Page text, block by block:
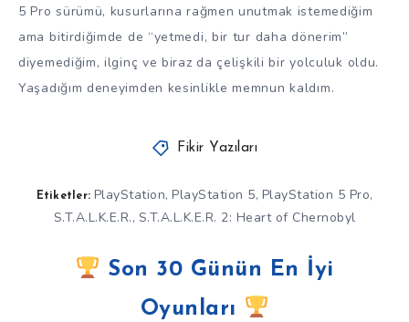
5 Pro sürümü, kusurlarına rağmen unutmak istemediğim
ama bitirdiğimde de “yetmedi, bir tur daha dönerim”
diyemediğim, ilginç ve biraz da çelişkili bir yolculuk oldu.
Yaşadığım deneyimden kesinlikle memnun kaldım.
Fikir Yazıları
Etiketler: PlayStation, PlayStation 5, PlayStation 5 Pro,
S.T.A.L.K.E.R., S.T.A.L.K.E.R. 2: Heart of Chernobyl
Son 30 Günün En İyi
Oyunları